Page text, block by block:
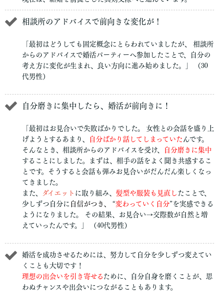
相談所のアドバイスで前向きな変化が！
「最初はどうしても固定概念にとらわれていましたが、 相談所
からのアドバイスで婚活パーティーへ参加したことで、自分の
考え方に変化が生まれ、良い方向に進み始めました。」 （30
代男性）
自分磨きに集中したら、婚活が前向きに！
「最初はお見合いで失敗ばかりでした。 女性との会話を盛り上
げようとするあまり、
自分ばかり話してしまっていた んです。
そんなとき、相談所からのアドバイスを受け、
自分磨きに集中
することにしました。まずは、相手の話をよく聞き共感するこ
とです。そうすると会話も弾みお見合いがだんだん楽しくなっ
てきました。
また、
ダイエット に取り組み、 髪型や服装も見直し たことで、
少しずつ自分に 自信がつき、 “変わっていく自分”を実感できる
ようになりました。 その結果、お見合い→交際数が自然と増
えていったんです。」 （40代男性）
婚活を成功させるためには、努力して自分を少しずつ変えてい
くことも大切です！
理想の出会いを引き寄せる ために、自分自身を磨くことが、思
わぬチャンスや出会いにつながることもあります。